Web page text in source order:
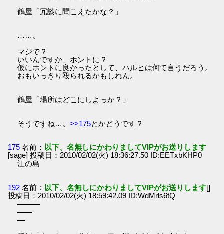
鶴屋「冗談に聞こえたかな？」
……。
マジで？
いいんですか、ホントに？
仮にホントに良かったとして、ハルヒは何て言うだろう。
おもいっきり殴られるかもしれん。
鶴屋「場所はどこにしよっか？」
そうですね…。>>175とかどうです？
175 名前： 以下、名無しにかわりましてVIPがお送りします
[sage] 投稿日：2010/02/02(火) 18:36:27.50 ID:EETxbKHP0
江の島
192 名前： 以下、名無しにかわりましてVIPがお送りします[]
投稿日：2010/02/02(火) 18:59:42.09 ID:WdMrls6tQ
―――
――
―